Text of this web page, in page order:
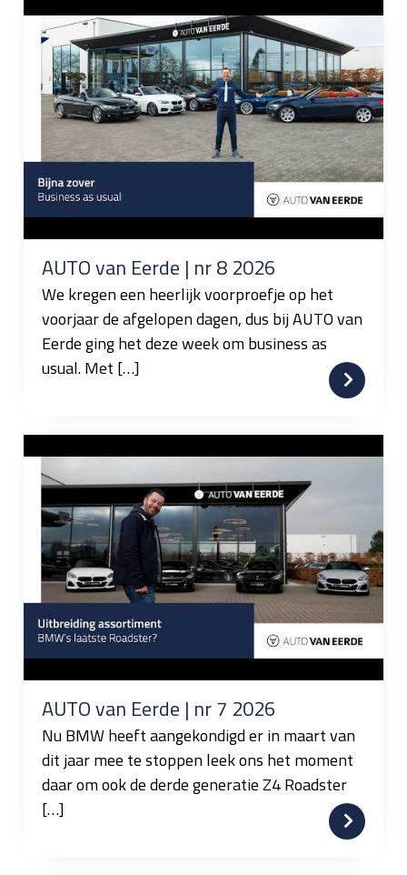
AUTO van Eerde | nr 8 2026
We kregen een heerlijk voorproefje op het
voorjaar de afgelopen dagen, dus bij AUTO van
Eerde ging het deze week om business as
usual. Met […]
AUTO van Eerde | nr 7 2026
Nu BMW heeft aangekondigd er in maart van
dit jaar mee te stoppen leek ons het moment
daar om ook de derde generatie Z4 Roadster
[…]